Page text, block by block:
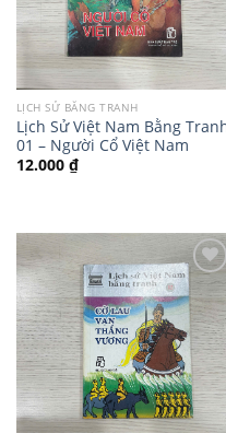
LỊCH SỬ BẰNG TRANH
Lịch Sử Việt Nam Bằng
01 – Người Cổ Việt Nam
12.000 ₫